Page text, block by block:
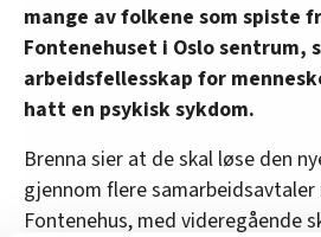
mange av folkene som spiste
Fontenehuset i Oslo sentrum,
arbeidsfellesskap for
hatt en psykisk sykdom.
Brenna sier at de skal løse den
gjennom flere
Fontenehus, med videregående